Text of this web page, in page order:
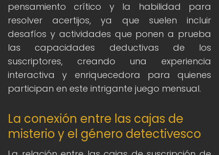
pensamiento crítico y la habilidad para
resolver acertijos, ya que suelen incluir
desafíos y actividades que ponen a prueba
las capacidades deductivas de los
suscriptores, creando una experiencia
interactiva y enriquecedora para quienes
participan en este intrigante juego mensual.
La conexión entre las cajas de
misterio y el género detectivesco